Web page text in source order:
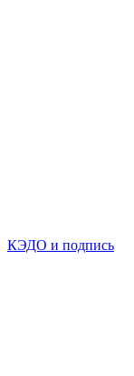
КЭДО и подпись